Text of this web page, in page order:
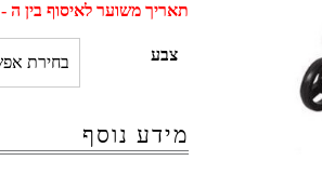
תאריך משוער לאיסוף בין ה - 30 אוגוסט ל - 09 ספטמבר
צבע
מידע נוסף